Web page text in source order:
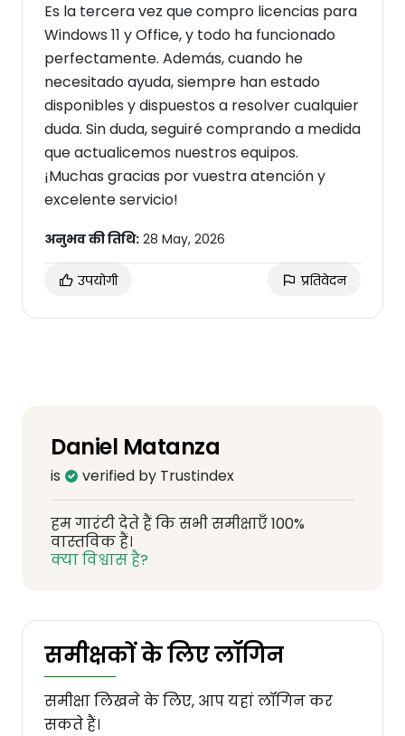
Es la tercera vez que compro licencias para
Windows 11 y Office, y todo ha funcionado
perfectamente. Además, cuando he
necesitado ayuda, siempre han estado
disponibles y dispuestos a resolver cualquier
duda. Sin duda, seguiré comprando a medida
que actualicemos nuestros equipos.
¡Muchas gracias por vuestra atención y
excelente servicio!
अनुभव की तिथि: 28 May, 2026
उपयोगी प्रतिवेदन
Daniel Matanza
is verified by Trustindex
हम गारंटी देते हैं कि सभी समीक्षाएँ 100%
वास्तविक हैं।
क्या विश्वास है?
समीक्षकों के लिए लॉगिन
समीक्षा लिखने के लिए, आप यहां लॉगिन कर
सकते हैं।